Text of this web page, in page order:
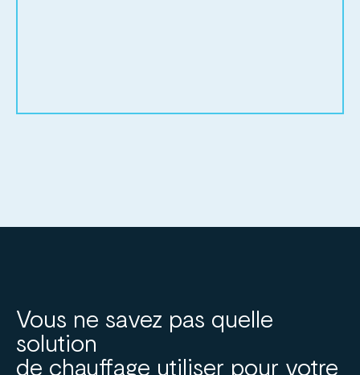
Vous ne savez pas quelle
solution
de chauffage utiliser pour votre